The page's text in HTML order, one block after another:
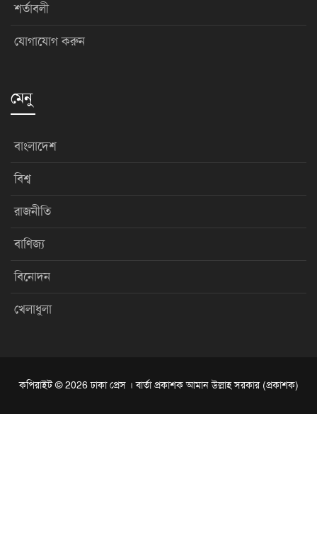
শর্তাবলী
যোগাযোগ করুন
মেনু
বাংলাদেশ
বিশ্ব
রাজনীতি
বাণিজ্য
বিনোদন
খেলাধুলা
কপিরাইট © 2026 ঢাকা প্রেস । বার্তা প্রকাশক আমান উল্লাহ সরকার (প্রকাশক)